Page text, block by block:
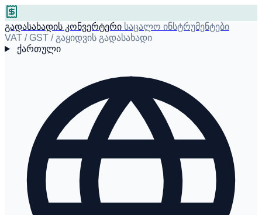
გადასახადის კონვერტერი საცალო ინსტრუმენტები
VAT / GST / გაყიდვის გადასახადი
ქართული